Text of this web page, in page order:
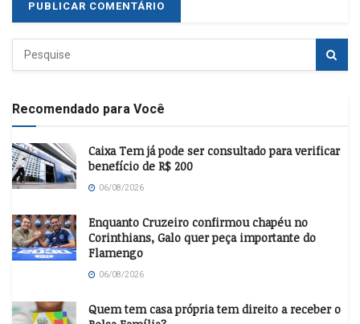
Recomendado para Você
Caixa Tem já pode ser consultado para verificar
benefício de R$ 200
06/08/2026
Enquanto Cruzeiro confirmou chapéu no
Corinthians, Galo quer peça importante do
Flamengo
06/08/2026
Quem tem casa própria tem direito a receber o